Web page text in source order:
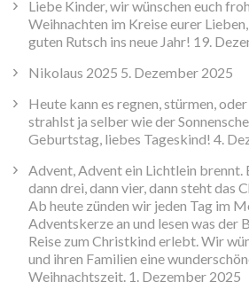
Liebe Kinder, wir wünschen euch
Weihnachten im Kreise eurer
guten Rutsch ins neue Jahr! 19.
Nikolaus 2025 5. Dezember 2025
Heute kann es regnen, stürmen, oder
strahlst ja selber wie der
Geburtstag, liebes Tageskind! 4.
Advent, Advent ein Lichtlein brennt.
dann drei, dann vier, dann steht das
Ab heute zünden wir jeden Tag im
Adventskerze an und lesen was der
Reise zum Christkind erlebt. Wir
und ihren Familien eine
Weihnachtszeit. 1. Dezember 2025